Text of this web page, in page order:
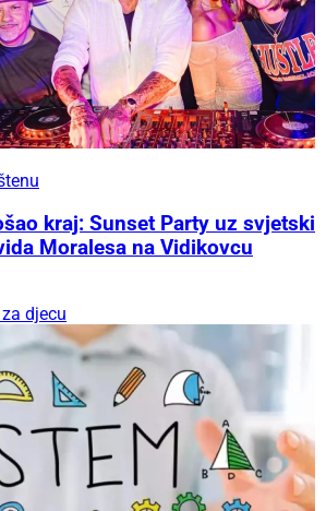
kraj: Sunset Party uz svjetski
Moralesa na Vidikovcu
djecu